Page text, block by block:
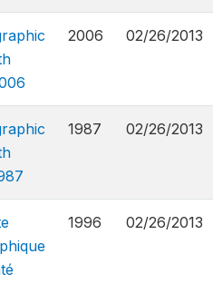
2006 02/26/2013
1987 02/26/2013
1996 02/26/2013